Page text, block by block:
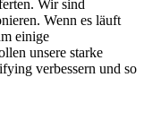
Wir sind
Wenn es läuft
einige
unsere starke
verbessern und so